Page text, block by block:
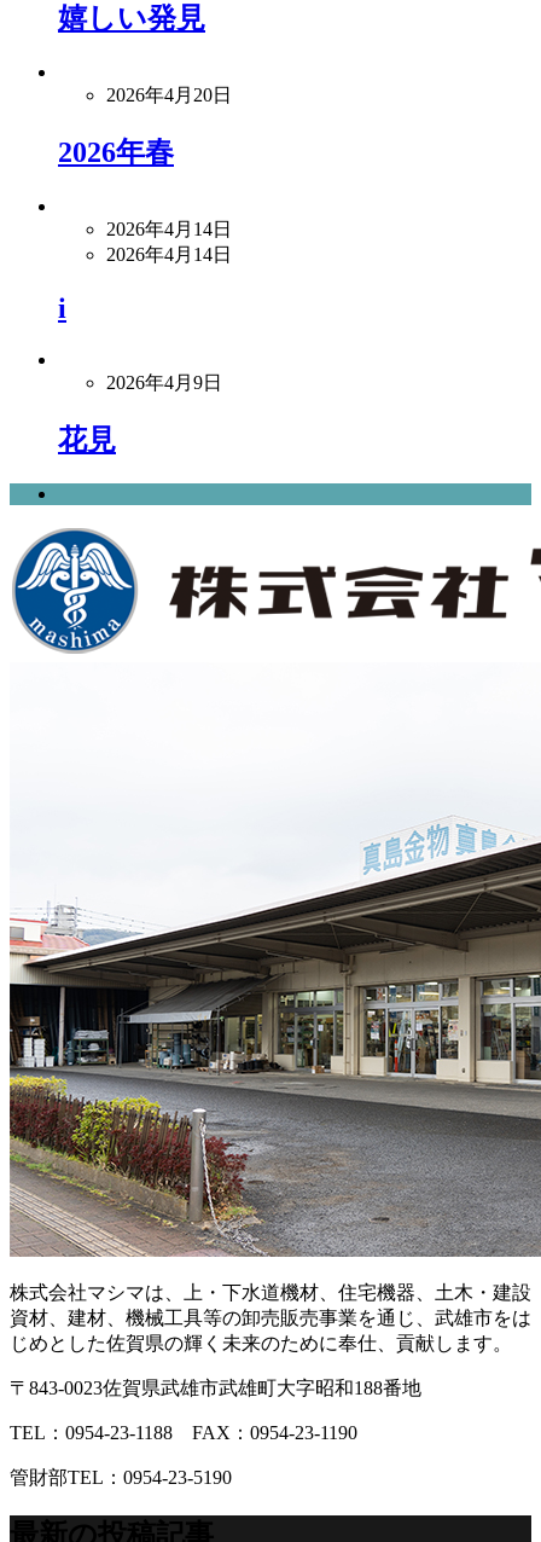
嬉しい発見
2026年4月20日
2026年春
2026年4月14日
2026年4月14日
i
2026年4月9日
花見
株式会社マシマは、上・下水道機材、住宅機器、土木・建設
資材、建材、機械工具等の卸売販売事業を通じ、武雄市をは
じめとした佐賀県の輝く未来のために奉仕、貢献します。
〒843-0023佐賀県武雄市武雄町大字昭和188番地
TEL：0954-23-1188 FAX：0954-23-1190
管財部TEL：0954-23-5190
最新の投稿記事